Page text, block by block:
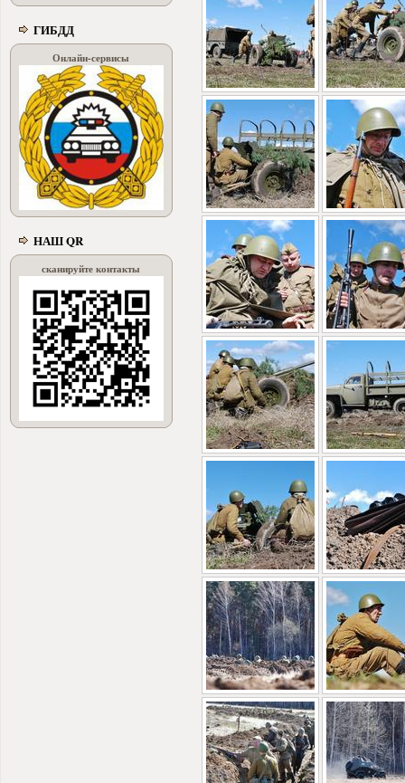
ГИБДД
Онлайн-сервисы
НАШ QR
сканируйте контакты